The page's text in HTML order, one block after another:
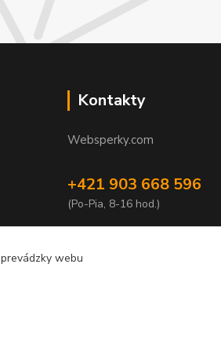
Kontakty
Websperky.com
+421 903 668 596
(Po-Pia, 8-16 hod.)
webu